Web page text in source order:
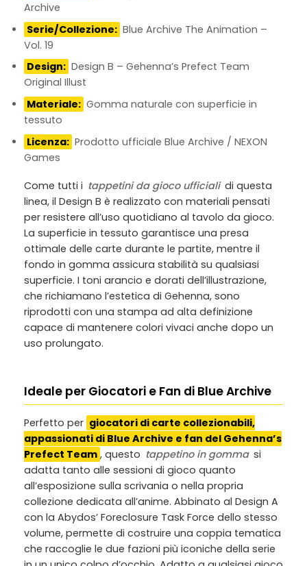
Archive
Serie/Collezione: Blue Archive The Animation –
Vol. 19
Design: Design B – Gehenna’s Prefect Team
Original Illust
Materiale: Gomma naturale con superficie in
tessuto
Licenza: Prodotto ufficiale Blue Archive / NEXON
Games
Come tutti i tappetini da gioco ufficiali di questa
linea, il Design B è realizzato con materiali pensati
per resistere all’uso quotidiano al tavolo da gioco.
La superficie in tessuto garantisce una presa
ottimale delle carte durante le partite, mentre il
fondo in gomma assicura stabilità su qualsiasi
superficie. I toni arancio e dorati dell’illustrazione,
che richiamano l’estetica di Gehenna, sono
riprodotti con una stampa ad alta definizione
capace di mantenere colori vivaci anche dopo un
uso prolungato.
Ideale per Giocatori e Fan di Blue Archive
Perfetto per giocatori di carte collezionabili,
appassionati di Blue Archive e fan del Gehenna’s
Prefect Team , questo tappetino in gomma si
adatta tanto alle sessioni di gioco quanto
all’esposizione sulla scrivania o nella propria
collezione dedicata all’anime. Abbinato al Design A
con la Abydos’ Foreclosure Task Force dello stesso
volume, permette di costruire una coppia tematica
che raccoglie le due fazioni più iconiche della serie